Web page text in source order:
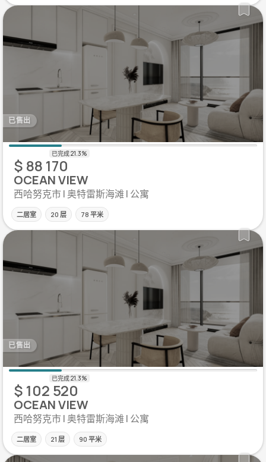
已售出
$ 88 170
OCEAN VIEW
西哈努克市 | 奥特雷斯海滩 | 公寓
二居室 20 层 78 平米
已售出
$ 102 520
OCEAN VIEW
西哈努克市 | 奥特雷斯海滩 | 公寓
二居室 21 层 90 平米